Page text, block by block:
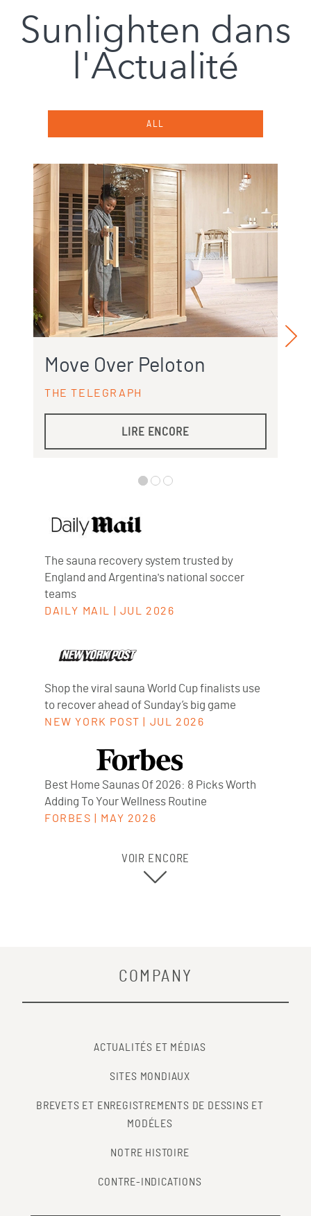
Sunlighten dans
l'Actualité
ALL
Move Over Peloton
THE TELEGRAPH
LIRE ENCORE
The sauna recovery system trusted by
England and Argentina's national soccer
teams
DAILY MAIL JUL 2026
Shop the viral sauna World Cup finalists use
to recover ahead of Sunday’s big game
NEW YORK POST JUL 2026
Best Home Saunas Of 2026: 8 Picks Worth
Adding To Your Wellness Routine
FORBES MAY 2026
VOIR ENCORE
COMPANY
ACTUALITÉS ET MÉDIAS
SITES MONDIAUX
BREVETS ET ENREGISTREMENTS DE DESSINS ET
MODÉLES
NOTRE HISTOIRE
CONTRE-INDICATIONS